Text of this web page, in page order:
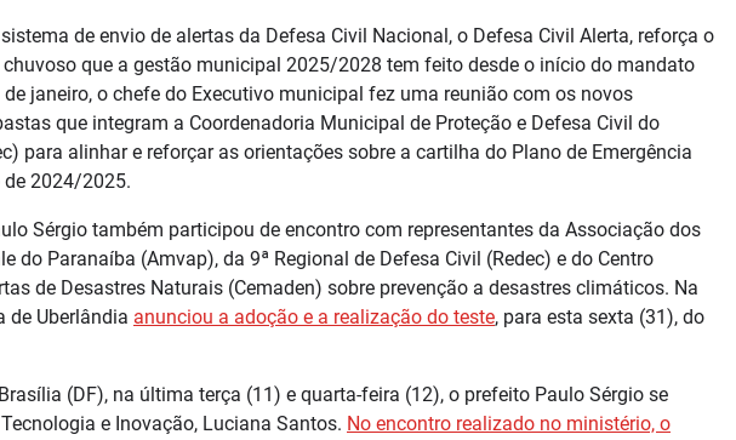
de envio de alertas da Defesa Civil Nacional, o Defesa Civil Alerta, reforça o
que a gestão municipal 2025/2028 tem feito desde o início do mandato
janeiro, o chefe do Executivo municipal fez uma reunião com os novos
que integram a Coordenadoria Municipal de Proteção e Defesa Civil do
para alinhar e reforçar as orientações sobre a cartilha do Plano de Emergência
de 2024/2025.
Sérgio também participou de encontro com representantes da Associação dos
do Paranaíba (Amvap), da 9ª Regional de Defesa Civil (Redec) e do Centro
de Desastres Naturais (Cemaden) sobre prevenção a desastres climáticos. Na
de Uberlândia anunciou a adoção e a realização do teste, para esta sexta (31), do
(DF), na última terça (11) e quarta-feira (12), o prefeito Paulo Sérgio se
e Inovação, Luciana Santos. No encontro realizado no ministério, o